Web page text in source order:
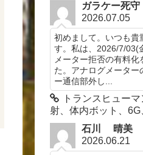
ガラケー死守
2026.07.05
初めまして。いつも貴
す。私は、2026/7/03(
メーター拒否の有料
た。アナログメーター
ー通信部外し...
トランスヒュー
射、体内ボット、
石川 晴美
2026.06.21